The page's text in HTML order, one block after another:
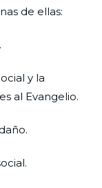
de ellas:
y la
al Evangelio.